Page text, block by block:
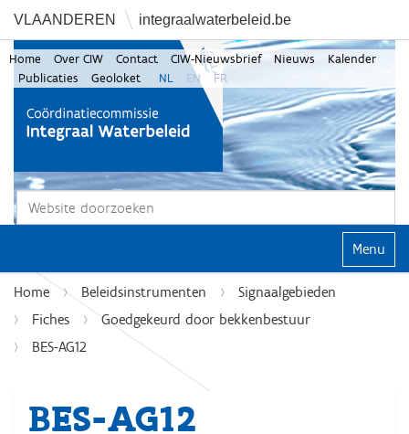
VLAANDEREN integraalwaterbeleid.be
Zoek
Home Over CIW Contact CIW-Nieuwsbrief Nieuws
Kalender
Publicaties
Geoloket NL EN FR
Klap
Home Beleidsinstrumenten
Signaalgebieden
Fiches
Goedgekeurd door bekkenbestuur
BES-AG12
BES-AG12